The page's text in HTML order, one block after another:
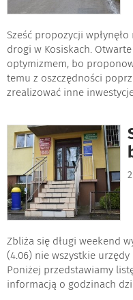
Sześć propozycji
drogi w Kosiskach.
optymizmem, bo
temu z oszczędności
zrealizować inne
Zbliża się długi weekend
(4.06) nie wszystkie
Poniżej przedstawiamy
informacją o godzinach